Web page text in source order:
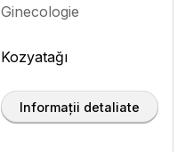
Ginecologie
Kozyatağı
Informații detaliate